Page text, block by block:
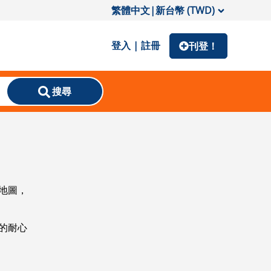
繁體中文|新台幣 (TWD)
登入 | 註冊 刊登！
搜尋
圖，
耐心